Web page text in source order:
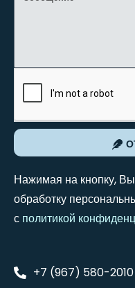
Нажимая на кнопку,
обработку
с политикой
+7 (967) 580-2010